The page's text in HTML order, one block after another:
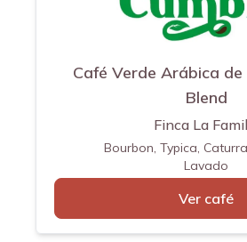
Café Verde Arábica de
Blend
Finca La
Bourbon, Typica,
Lavado
Ver café